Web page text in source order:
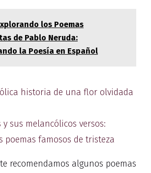
los Poemas
de Pablo Neruda:
la Poesía en Español
historia de una flor olvidada
y sus melancólicos versos:
poemas famosos de tristeza
recomendamos algunos poemas